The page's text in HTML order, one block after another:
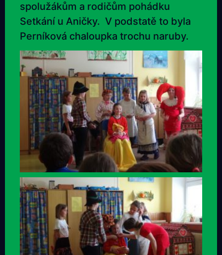
spolužákům a rodičům pohádku
Setkání u Aničky. V podstatě to byla
Perníková chaloupka trochu naruby.